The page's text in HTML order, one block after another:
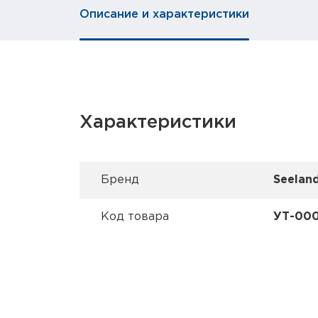
Описание и характеристики
Характеристики
Брeнд
Код товара УТ-